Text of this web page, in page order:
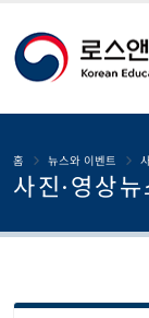
사진·영상뉴
홈 뉴스와 이벤트